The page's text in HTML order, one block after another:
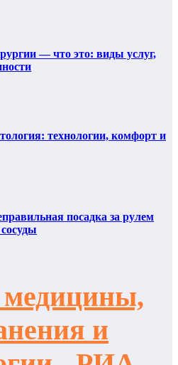
— что это: виды услуг,
технологии, комфорт и
посадка за рулем
медицины,
и